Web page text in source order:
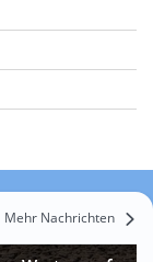
Mehr Nachrichten